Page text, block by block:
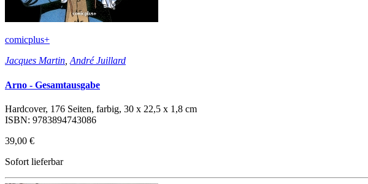
comicplus+
Jacques Martin,André Juillard
Arno - Gesamtausgabe
Hardcover, 176 Seiten, farbig, 30 x 22,5 x 1,8 cm
ISBN: 9783894743086
39,00 €
Sofort lieferbar